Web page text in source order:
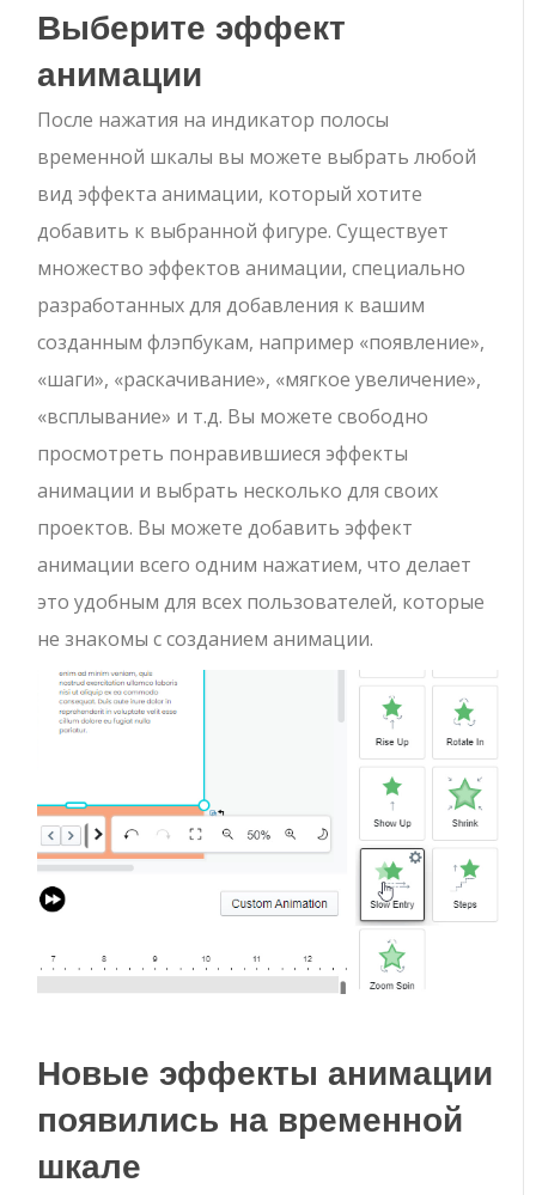
Выберите эффект
анимации
После нажатия на индикатор полосы
временной шкалы вы можете выбрать любой
вид эффекта анимации, который хотите
добавить к выбранной фигуре. Существует
множество эффектов анимации, специально
разработанных для добавления к вашим
созданным флэпбукам, например «появление»,
«шаги», «раскачивание», «мягкое увеличение»,
«всплывание» и т.д. Вы можете свободно
просмотреть понравившиеся эффекты
анимации и выбрать несколько для своих
проектов. Вы можете добавить эффект
анимации всего одним нажатием, что делает
это удобным для всех пользователей, которые
не знакомы с созданием анимации.
Новые эффекты анимации
появились на временной
шкале